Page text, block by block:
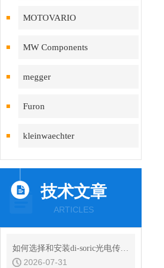
MOTOVARIO
MW Components
megger
Furon
kleinwaechter
技术文章
ARTICLES
如何选择和安装di-soric光电传感器
2026-07-31